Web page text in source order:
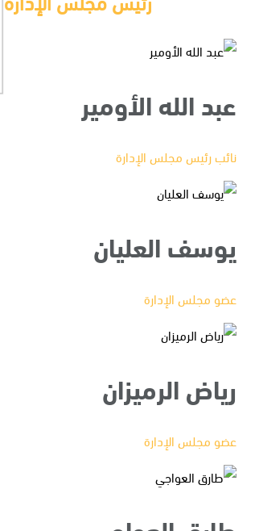
عبد الله الأومير
نائب رئيس مجلس الإدارة
يوسف العليان
عضو مجلس الإدارة
رياض الرميزان
عضو مجلس الإدارة